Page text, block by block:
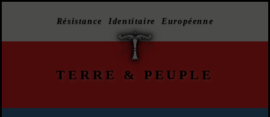
Résistance Identitaire Européenne
TERRE & PEUPLE